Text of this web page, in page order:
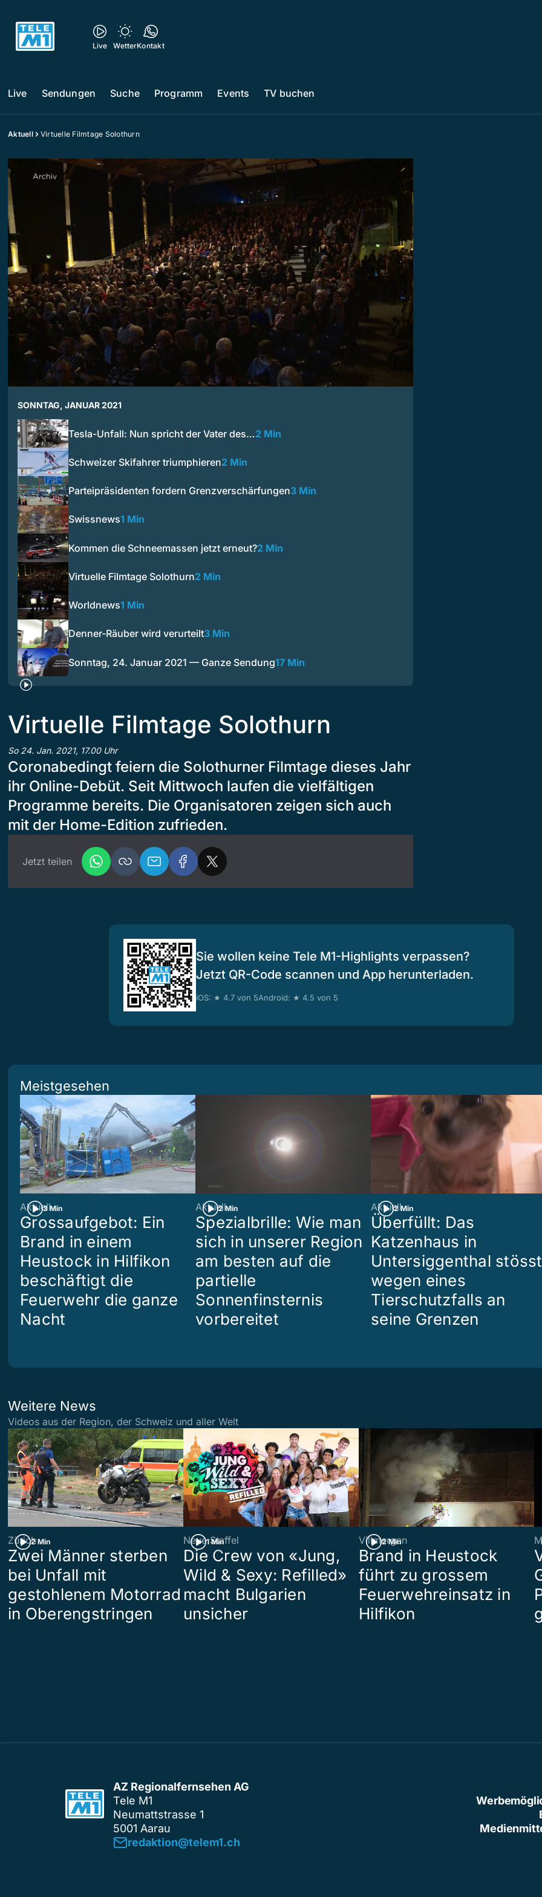
Live WetterKontakt
Live Sendungen Suche Programm Events TV buchen
Aktuell Virtuelle Filmtage Solothurn
SONNTAG, JANUAR 2021
Tesla-Unfall: Nun spricht der Vater des…2 Min
Schweizer Skifahrer triumphieren2 Min
Parteipräsidenten fordern Grenzverschärfungen3 Min
Swissnews1 Min
Kommen die Schneemassen jetzt erneut?2 Min
Virtuelle Filmtage Solothurn2 Min
Worldnews1 Min
Denner-Räuber wird verurteilt3 Min
Sonntag, 24. Januar 2021 — Ganze Sendung17 Min
Virtuelle Filmtage Solothurn
So 24. Jan. 2021, 17.00 Uhr
Coronabedingt feiern die Solothurner Filmtage dieses Jahr
ihr Online-Debüt. Seit Mittwoch laufen die vielfältigen
Programme bereits. Die Organisatoren zeigen sich auch
mit der Home-Edition zufrieden.
Jetzt teilen
Sie wollen keine Tele M1-Highlights verpassen?
Jetzt QR-Code scannen und App herunterladen.
iOS: ★ 4.7 von 5Android: ★ 4.5 von 5
Meistgesehen
3 Min
Aktuell
Grossaufgebot: Ein
Brand in einem
Heustock in Hilfikon
beschäftigt die
Feuerwehr die ganze
Nacht
2 Min
Aktuell
Spezialbrille: Wie man
sich in unserer Region
am besten auf die
partielle
Sonnenfinsternis
vorbereitet
2 Min
Aktuell
Überfüllt: Das
Katzenhaus in
Untersiggenthal stösst
wegen eines
Tierschutzfalls an
seine Grenzen
Weitere News
Videos aus der Region, der Schweiz und aller Welt
2 Min
Zürich
Zwei Männer sterben
bei Unfall mit
gestohlenem Motorrad
in Oberengstringen
1 Min
Neue Staffel
Die Crew von «Jung,
Wild & Sexy: Refilled»
macht Bulgarien
unsicher
2 Min
Villmergen
Brand in Heustock
führt zu grossem
Feuerwehreinsatz in
Hilfikon
AZ Regionalfernsehen AG
Tele M1
Neumattstrasse 1
5001 Aarau
redaktion@telem1.ch